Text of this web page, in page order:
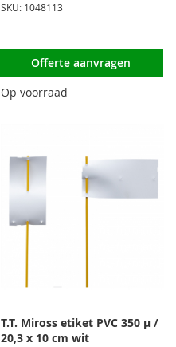
SKU: 1048113
Offerte aanvragen
Op voorraad
T.T. Miross etiket PVC 350 µ /
20,3 x 10 cm wit